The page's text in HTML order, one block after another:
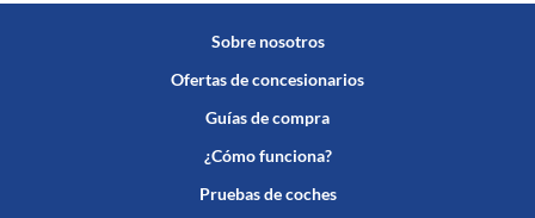
Sobre nosotros
Ofertas de concesionarios
Guías de compra
¿Cómo funciona?
Pruebas de coches